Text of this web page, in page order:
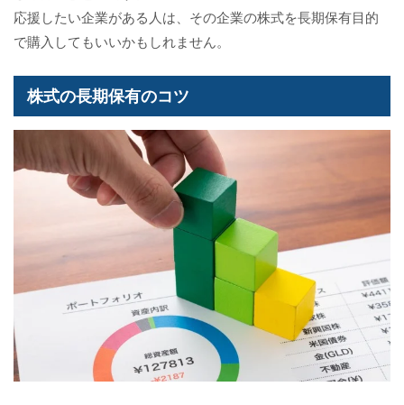
応援したい企業がある人は、その企業の株式を長期保有目的
で購入してもいいかもしれません。
株式の長期保有のコツ